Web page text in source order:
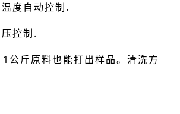
度自动控制.
控制.
公斤原料也能打出样品。清洗方